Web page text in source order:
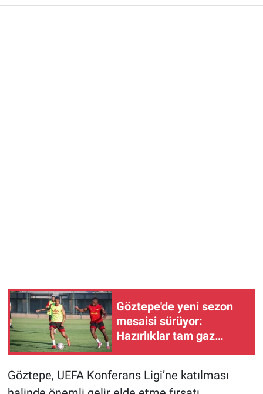
Göztepe'de yeni sezon
mesaisi sürüyor:
Hazırlıklar tam gaz
Göztepe, UEFA Konferans Ligi’ne katılması